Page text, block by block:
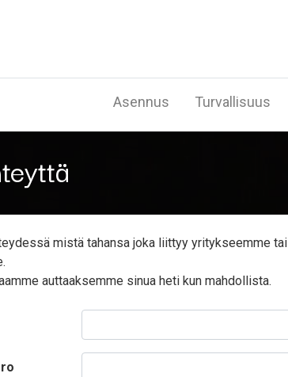
Asennus Turvallisuus
mistä tahansa joka liittyy yritykseemme tai
auttaaksemme sinua heti kun mahdollista.